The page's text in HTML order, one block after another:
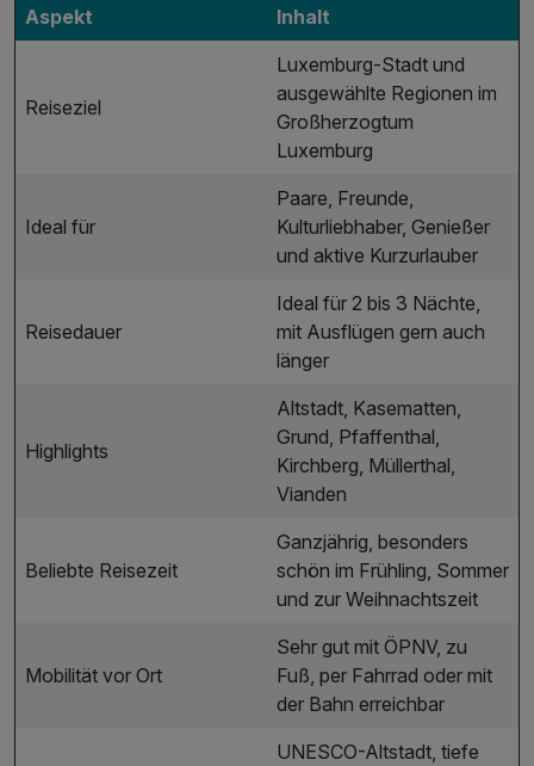
Aspekt Inhalt
Reiseziel
Luxemburg-Stadt und
ausgewählte Regionen im
Großherzogtum
Luxemburg
Ideal für
Paare, Freunde,
Kulturliebhaber, Genießer
und aktive Kurzurlauber
Reisedauer
Ideal für 2 bis 3 Nächte,
mit Ausflügen gern auch
länger
Highlights
Altstadt, Kasematten,
Grund, Pfaffenthal,
Kirchberg, Müllerthal,
Vianden
Beliebte Reisezeit
Ganzjährig, besonders
schön im Frühling, Sommer
und zur Weihnachtszeit
Mobilität vor Ort
Sehr gut mit ÖPNV, zu
Fuß, per Fahrrad oder mit
der Bahn erreichbar
UNESCO-Altstadt, tiefe